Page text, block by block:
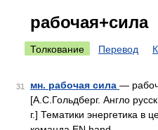
рабочая+сила
Толкование Перевод
31 мн. рабочая сила —
[А.С.Гольдберг. Англо
г.] Тематики энергетика в